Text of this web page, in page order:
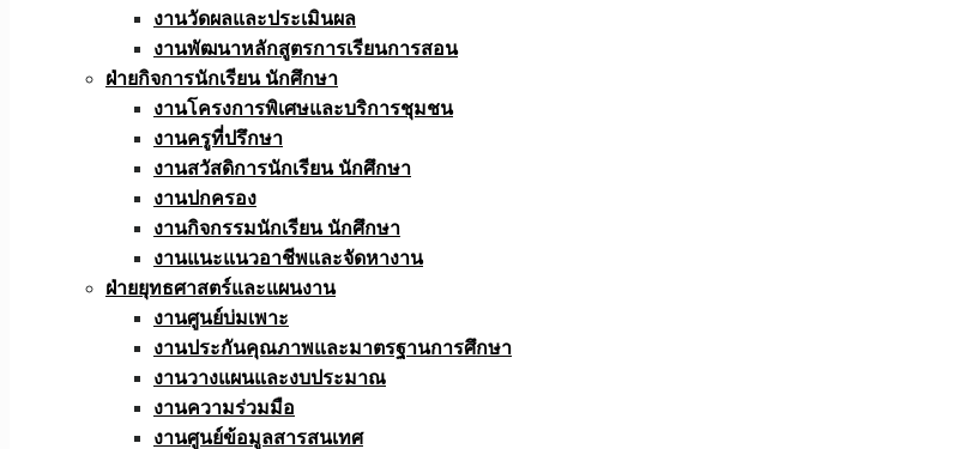
งานวัดผลและประเมินผล
งานพัฒนาหลักสูตรการเรียนการสอน
ฝ่ายกิจการนักเรียน นักศึกษา
งานโครงการพิเศษและบริการชุมชน
งานครูที่ปรึกษา
งานสวัสดิการนักเรียน นักศึกษา
งานปกครอง
งานกิจกรรมนักเรียน นักศึกษา
งานแนะแนวอาชีพและจัดหางาน
ฝ่ายยุทธศาสตร์และแผนงาน
งานศูนย์บ่มเพาะ
งานประกันคุณภาพและมาตรฐานการศึกษา
งานวางแผนและงบประมาณ
งานความร่วมมือ
งานศูนย์ข้อมูลสารสนเทศ